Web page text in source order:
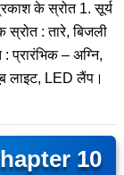
के स्रोत 1. सूर्य
: तारे, बिजली
– अग्नि,
लाइट, LED लैंप।
10